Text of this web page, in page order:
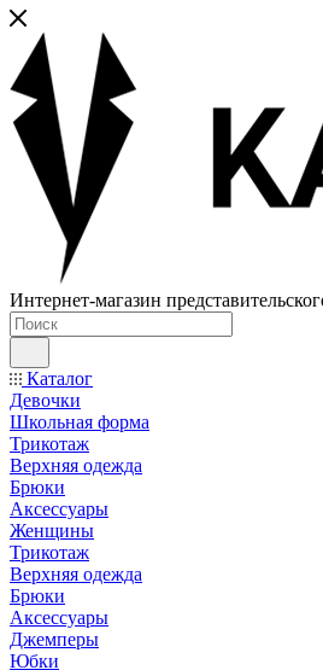
Интернет-магазин
Каталог
Девочки
Школьная форма
Трикотаж
Верхняя одежда
Брюки
Аксессуары
Женщины
Трикотаж
Верхняя одежда
Брюки
Аксессуары
Джемперы
Юбки